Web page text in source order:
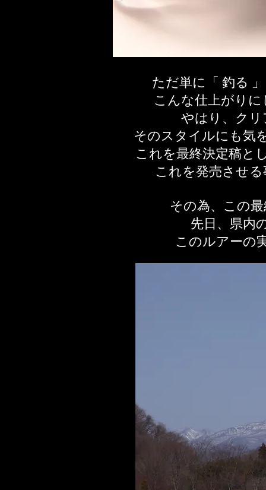
ただ単に「 釣る
こんな仕上がり
やはり、ク
そのスタイルにも気
これを最終決定稿と
これを発売させ
その為、この
先日、県内
このルアーの